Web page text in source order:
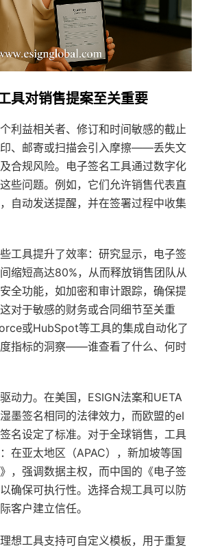
具对销售提案至关重要
利益相关者、修订和时间敏感的截止
、邮寄或扫描会引入摩擦——丢失文
合规风险。电子签名工具通过数字化
些问题。例如，它们允许销售代表直
自动发送提醒，并在签署过程中收集
工具提升了效率：研究显示，电子签
缩短高达80%，从而释放销售团队从
全功能，如加密和审计跟踪，确保提
对于敏感的财务或合同细节至关重
或HubSpot等工具的集成自动化了
指标的洞察——谁查看了什么、何时
动力。在美国，ESIGN法案和UETA
墨签名相同的法律效力，而欧盟的eI
名设定了标准。对于全球销售，工具
在亚太地区（APAC），新加坡等国
，强调数据主权，而中国的《电子签
确保可执行性。选择合规工具可以防
客户建立信任。
想工具支持可自定义模板，用于重复